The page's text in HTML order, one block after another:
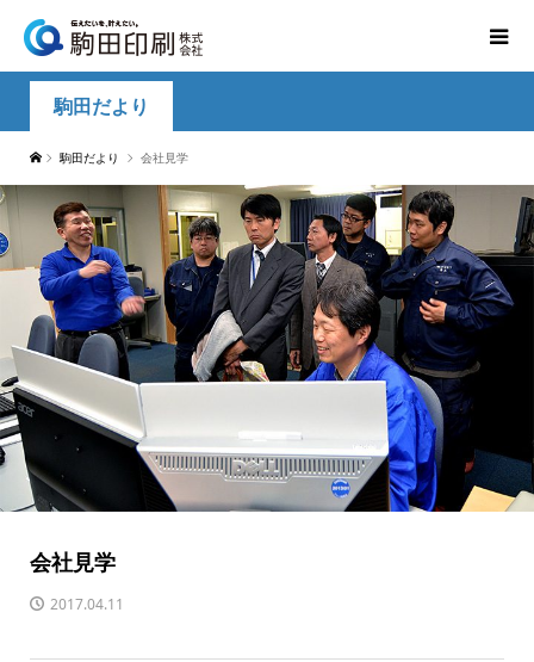
駒田だより
駒田だより 会社見学
会社見学
2017.04.11